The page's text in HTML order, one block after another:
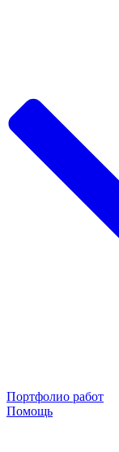
Портфолио работ
Помощь